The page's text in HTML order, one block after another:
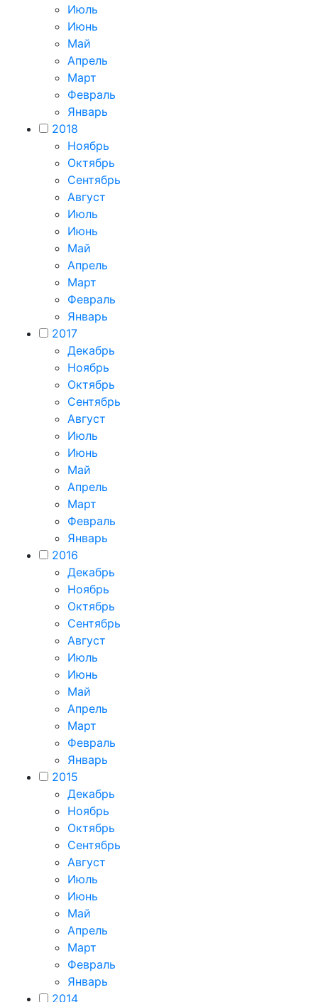
Июль
Июнь
Май
Апрель
Март
Февраль
Январь
2018
Ноябрь
Октябрь
Сентябрь
Август
Июль
Июнь
Май
Апрель
Март
Февраль
Январь
2017
Декабрь
Ноябрь
Октябрь
Сентябрь
Август
Июль
Июнь
Май
Апрель
Март
Февраль
Январь
2016
Декабрь
Ноябрь
Октябрь
Сентябрь
Август
Июль
Июнь
Май
Апрель
Март
Февраль
Январь
2015
Декабрь
Ноябрь
Октябрь
Сентябрь
Август
Июль
Июнь
Май
Апрель
Март
Февраль
Январь
2014